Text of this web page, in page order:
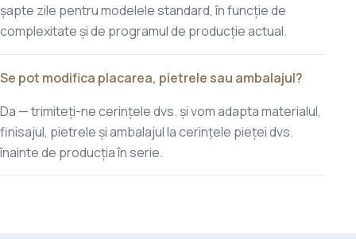
șapte zile pentru modelele standard, în funcție de
complexitate și de programul de producție actual.
Se pot modifica placarea, pietrele sau ambalajul?
Da — trimiteți-ne cerințele dvs. și vom adapta materialul,
finisajul, pietrele și ambalajul la cerințele pieței dvs.
înainte de producția în serie.